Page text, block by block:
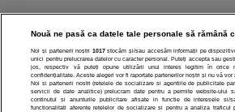
Termeni si conditii
Politica de
Politica de cookies
Echipa
Modifică Setările
Nouă ne pasă ca datele tale personale să rămână
Noi și partenerii noștri 1017stocăm și/sau accesăm informații pe
unici pentru prelucrarea datelor cu caracter personal. Puteți accepta sau
jos, respectiv vă puteți opune utilizării unui interes legitim în orice
confidențialitate. Aceste alegeri vor fi raportate partenerilor noștri și nu vă vor
Noi si partenerii nostri (retelele de socializare si agentiile de publicitate
servicii de date analitice) prelucram date pentru a permite website-ului
continutul si anunturile publicitare afisate in functie de interesele si/
functionalitati aferente retelelor de socializare si pentru a analiza traficul